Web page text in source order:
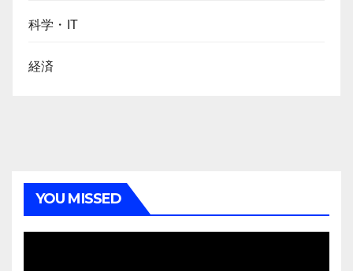
科学・IT
経済
YOU MISSED